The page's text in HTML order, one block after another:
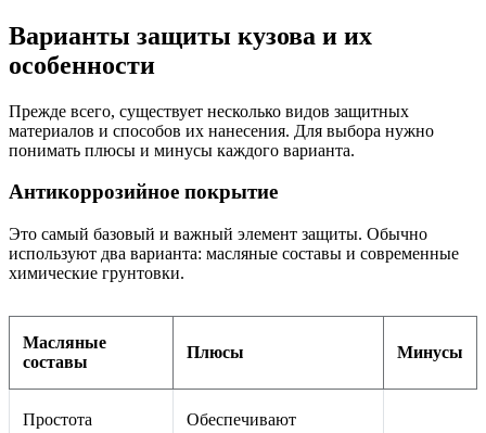
Варианты защиты кузова и их
особенности
Прежде всего, существует несколько видов защитных
материалов и способов их нанесения. Для выбора нужно
понимать плюсы и минусы каждого варианта.
Антикоррозийное покрытие
Это самый базовый и важный элемент защиты. Обычно
используют два варианта: масляные составы и современные
химические грунтовки.
Масляные
составы
Плюсы Минусы
Простота
Обеспечивают